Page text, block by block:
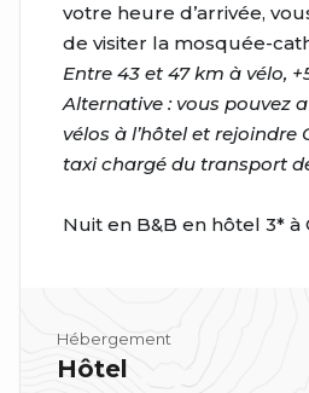
votre heure d’arrivée,
de visiter la mosquée-
Entre 43 et 47 km à vélo,
Alternative : vous pouvez
vélos à l’hôtel et rejoindre
taxi chargé du transport
Nuit en B&B en hôtel 3* à
Hébergement
Hôtel